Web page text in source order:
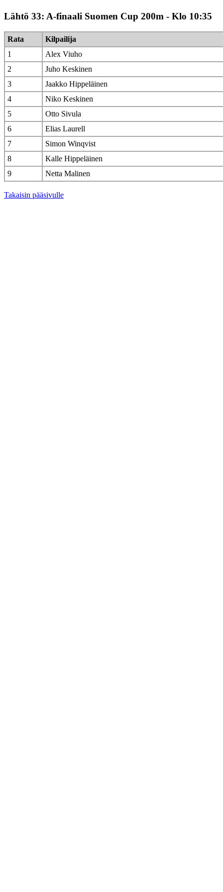
Lähtö 33: A-finaali Suomen Cup 200m - Klo 10:35
Rata
Kilpailija
1
Alex Viuho
2
Juho Keskinen
3
Jaakko Hippeläinen
4
Niko Keskinen
5
Otto Sivula
6
Elias Laurell
7
Simon Winqvist
8
Kalle Hippeläinen
9
Netta Malinen
Takaisin pääsivulle